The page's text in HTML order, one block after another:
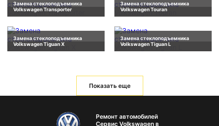
Замена стеклоподъемника
Volkswagen Transporter
Замена стеклоподъемника
Volkswagen Touran
Замена стеклоподъемника
Volkswagen Tiguan X
Замена стеклоподъемника
Volkswagen Tiguan L
Показать еще
Ремонт автомобилей
Сервис Volkswagen в